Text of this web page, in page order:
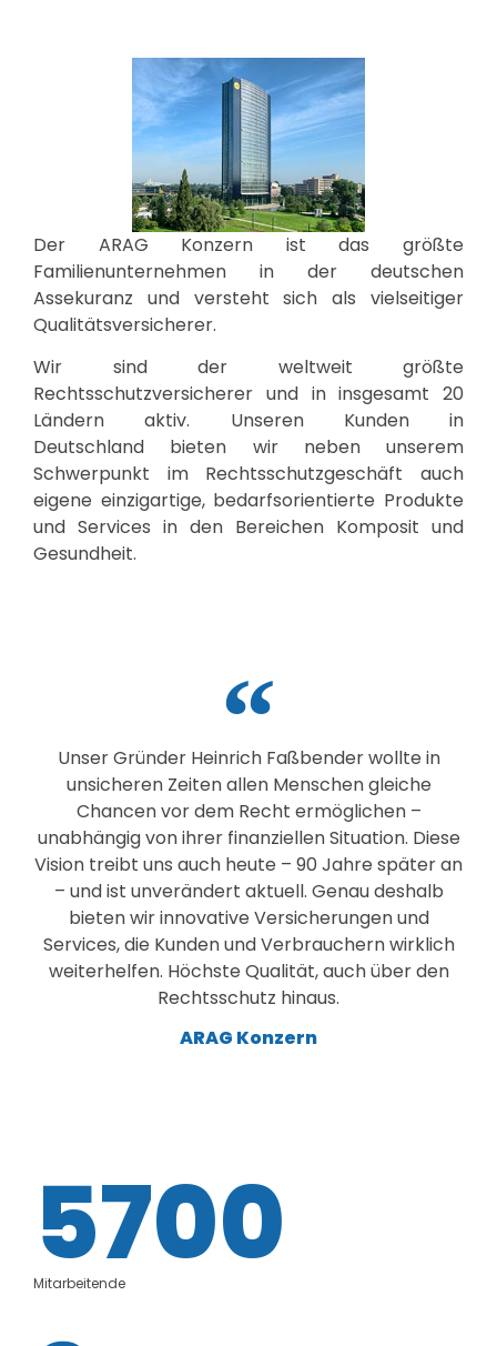
Der ARAG Konzern ist das größte
Familienunternehmen in der deutschen
Assekuranz und versteht sich als vielseitiger
Qualitätsversicherer.
Wir sind der weltweit größte
Rechtsschutzversicherer und in insgesamt 20
Ländern aktiv. Unseren Kunden in
Deutschland bieten wir neben unserem
Schwerpunkt im Rechtsschutzgeschäft auch
eigene einzigartige, bedarfsorientierte Produkte
und Services in den Bereichen Komposit und
Gesundheit.
Unser Gründer Heinrich Faßbender wollte in
unsicheren Zeiten allen Menschen gleiche
Chancen vor dem Recht ermöglichen –
unabhängig von ihrer finanziellen Situation. Diese
Vision treibt uns auch heute – 90 Jahre später an
– und ist unverändert aktuell. Genau deshalb
bieten wir innovative Versicherungen und
Services, die Kunden und Verbrauchern wirklich
weiterhelfen. Höchste Qualität, auch über den
Rechtsschutz hinaus.
ARAG Konzern
5700
Mitarbeitende